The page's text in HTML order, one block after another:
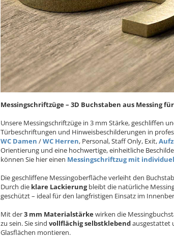
Messingschriftzüge – 3D Buchstaben aus Messing
Unsere Messingschriftzüge in 3 mm Stärke, geschliffen
Türbeschriftungen und Hinweisbeschilderungen in
WC Damen /WC Herren, Personal, Staff Only, Exit,
Orientierung und eine hochwertige, einheitliche
können Sie hier einen Messingschriftzug mit
Die geschliffene Messingoberflächeverleiht den
Durch die klare Lackierungbleibt die natürliche
geschützt – ideal für den langfristigen Einsatz im
Mit der3 mm Materialstärkewirken die
zu sein. Sie sind vollflächig selbstklebendausgestattet
Glasflächen montieren.